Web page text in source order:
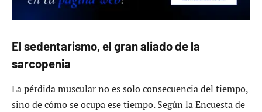
El sedentarismo, el gran aliado de la
sarcopenia
La pérdida muscular no es solo consecuencia del tiempo,
sino de cómo se ocupa ese tiempo. Según la Encuesta de